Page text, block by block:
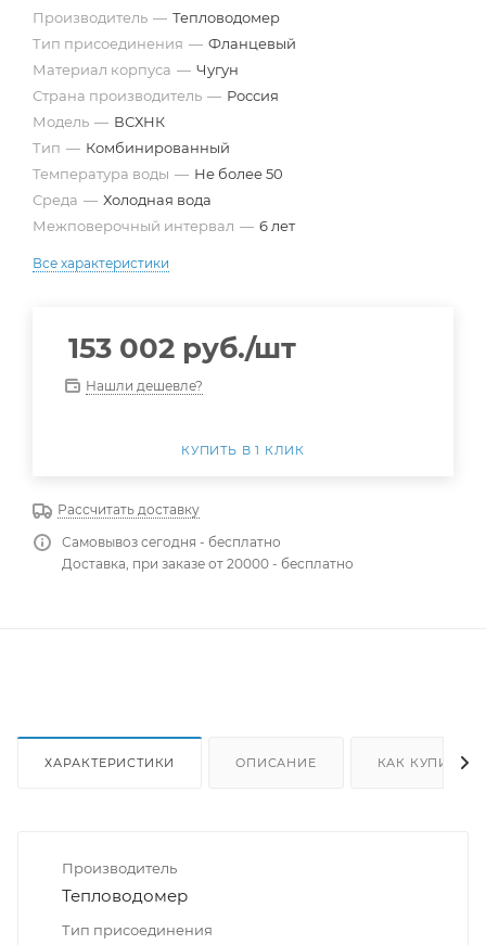
Производитель — Тепловодомер
Тип присоединения — Фланцевый
Материал корпуса — Чугун
Страна производитель — Россия
Модель — ВСХНК
Тип — Комбинированный
Температура воды — Не более 50
Среда — Холодная вода
Межповерочный интервал — 6 лет
Все характеристики
153 002 руб./шт
Нашли дешевле?
КУПИТЬ В 1 КЛИК
Рассчитать доставку
Самовывоз сегодня - бесплатно
Доставка, при заказе от 20000 - бесплатно
ХАРАКТЕРИСТИКИ ОПИСАНИЕ КАК КУПИТЬ
Производитель
Тепловодомер
Тип присоединения